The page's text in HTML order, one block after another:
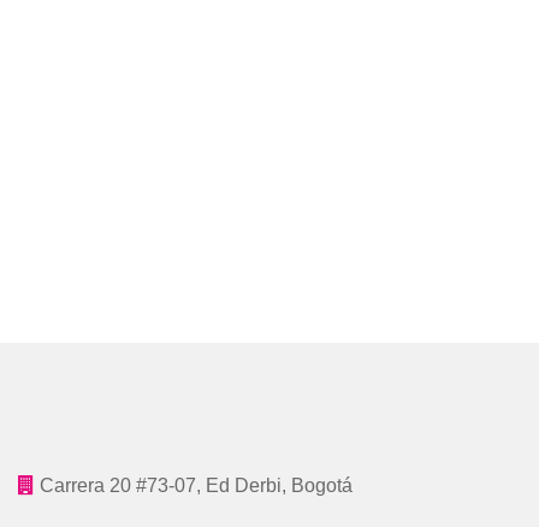
Carrera 20 #73-07, Ed Derbi, Bogotá